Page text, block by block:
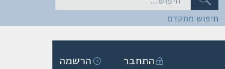
חיפוש מתקדם
הרשמה התחבר